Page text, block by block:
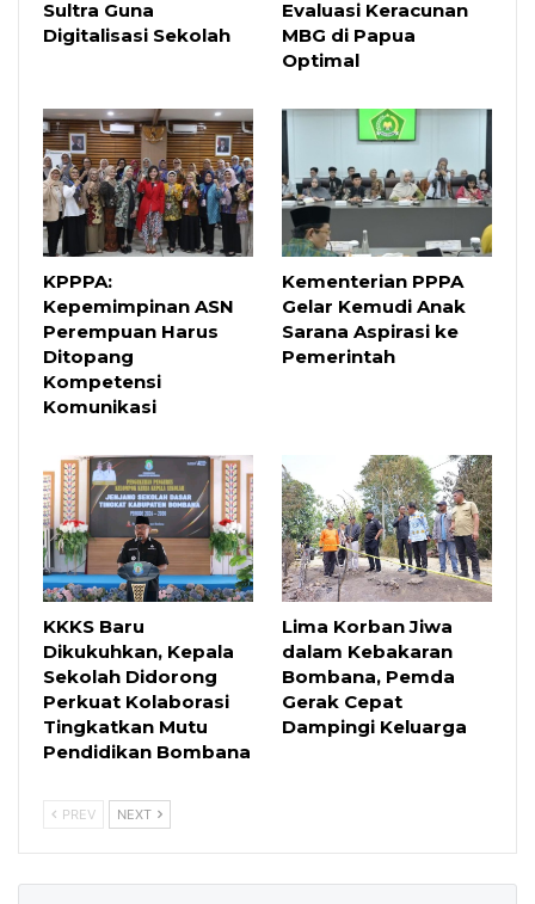
Sultra Guna
Digitalisasi Sekolah
Evaluasi Keracunan
MBG di Papua
Optimal
KPPPA:
Kepemimpinan ASN
Perempuan Harus
Ditopang
Kompetensi
Komunikasi
Kementerian PPPA
Gelar Kemudi Anak
Sarana Aspirasi ke
Pemerintah
KKKS Baru
Dikukuhkan, Kepala
Sekolah Didorong
Perkuat Kolaborasi
Tingkatkan Mutu
Pendidikan Bombana
Lima Korban Jiwa
dalam Kebakaran
Bombana, Pemda
Gerak Cepat
Dampingi Keluarga
PREV NEXT